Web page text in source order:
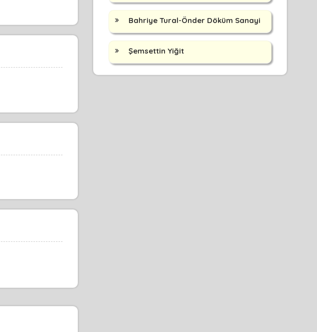
Bahriye Tural-Önder Döküm Sanayi
Şemsettin Yiğit